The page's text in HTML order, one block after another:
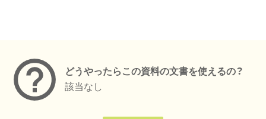
どうやったらこの資料の文書を使えるの？
該当なし